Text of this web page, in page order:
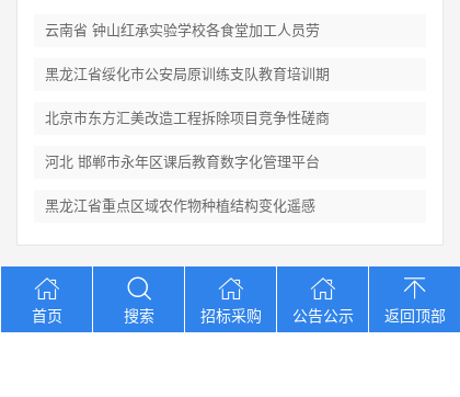
云南省 钟山红承实验学校各食堂加工人员劳
黑龙江省绥化市公安局原训练支队教育培训期
北京市东方汇美改造工程拆除项目竞争性磋商
河北 邯郸市永年区课后教育数字化管理平台
黑龙江省重点区域农作物种植结构变化遥感
Copyright © 2012-2026 中招招标网 版权所有 网站备案号：京
ICP备2023026371号-2
首页 搜索 招标采购 公告公示 返回顶部